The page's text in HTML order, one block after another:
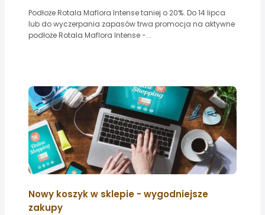
Podłoże Rotala Maflora Intense taniej o 20%. Do 14 lipca
lub do wyczerpania zapasów trwa promocja na aktywne
podłoże Rotala Maflora Intense -...
Nowy koszyk w sklepie - wygodniejsze
zakupy